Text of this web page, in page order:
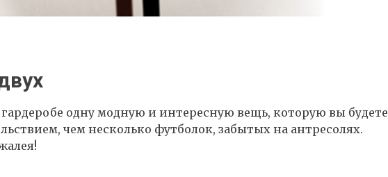
одну модную и интересную вещь, которую вы будете
чем несколько футболок, забытых на антресолях.